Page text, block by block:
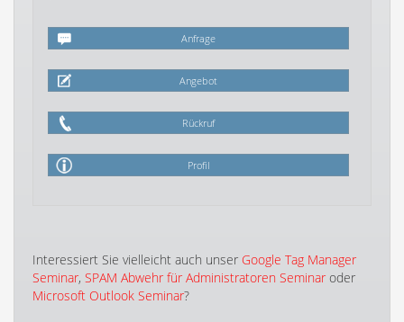
Anfrage
Angebot
Rückruf
Profil
Interessiert Sie vielleicht auch unser Google Tag Manager
Seminar, SPAM Abwehr für Administratoren Seminar oder
Microsoft Outlook Seminar?